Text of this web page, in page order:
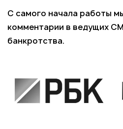
С самого начала работы
комментарии в ведущих
банкротства.